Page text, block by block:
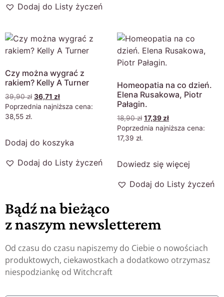
Dodaj do Listy życzeń
Czy można wygrać z
rakiem? Kelly A Turner
39,90zł 36,71 zł
Poprzednia najniższa cena:
38,55 zł.
Dodaj do koszyka
Dodaj do Listy życzeń
Homeopatia na co dzień.
Elena Rusakowa, Piotr
Pałagin.
18,90zł 17,39 zł
Poprzednia najniższa cena:
17,39 zł.
Dowiedz się więcej
Dodaj do Listy życzeń
Bądź na bieżąco
z naszym newsletterem
Od czasu do czasu napiszemy do Ciebie o nowościach
produktowych, ciekawostkach a dodatkowo otrzymasz
niespodziankę od Witchcraft